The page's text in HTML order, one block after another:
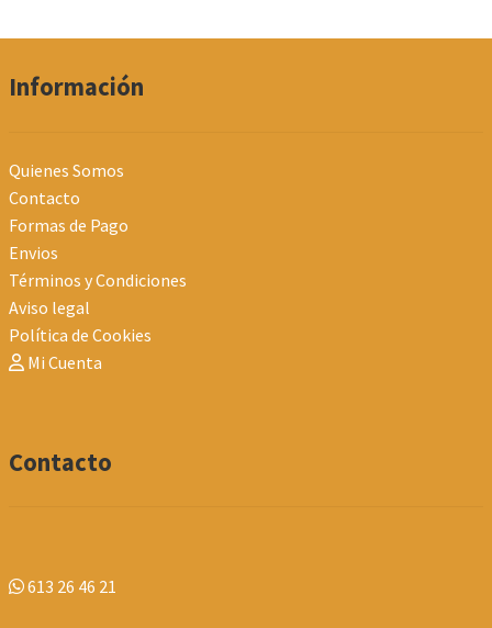
Información
Quienes Somos
Contacto
Formas de Pago
Envios
Términos y Condiciones
Aviso legal
Política de Cookies
Mi Cuenta
Contacto
613 26 46 21